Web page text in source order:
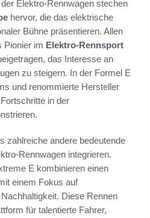
Elektro-Rennwagen stechen
hervor, die das elektrische
Bühne präsentieren. Allen
Pionier im Elektro-Rennsport
das Interesse an
zu steigern. In der Formel E
und renommierte Hersteller
in der
zahlreiche andere bedeutende
Rennwagen integrieren.
E kombinieren einen
einem Fokus auf
Nachhaltigkeit. Diese Rennen
für talentierte Fahrer,